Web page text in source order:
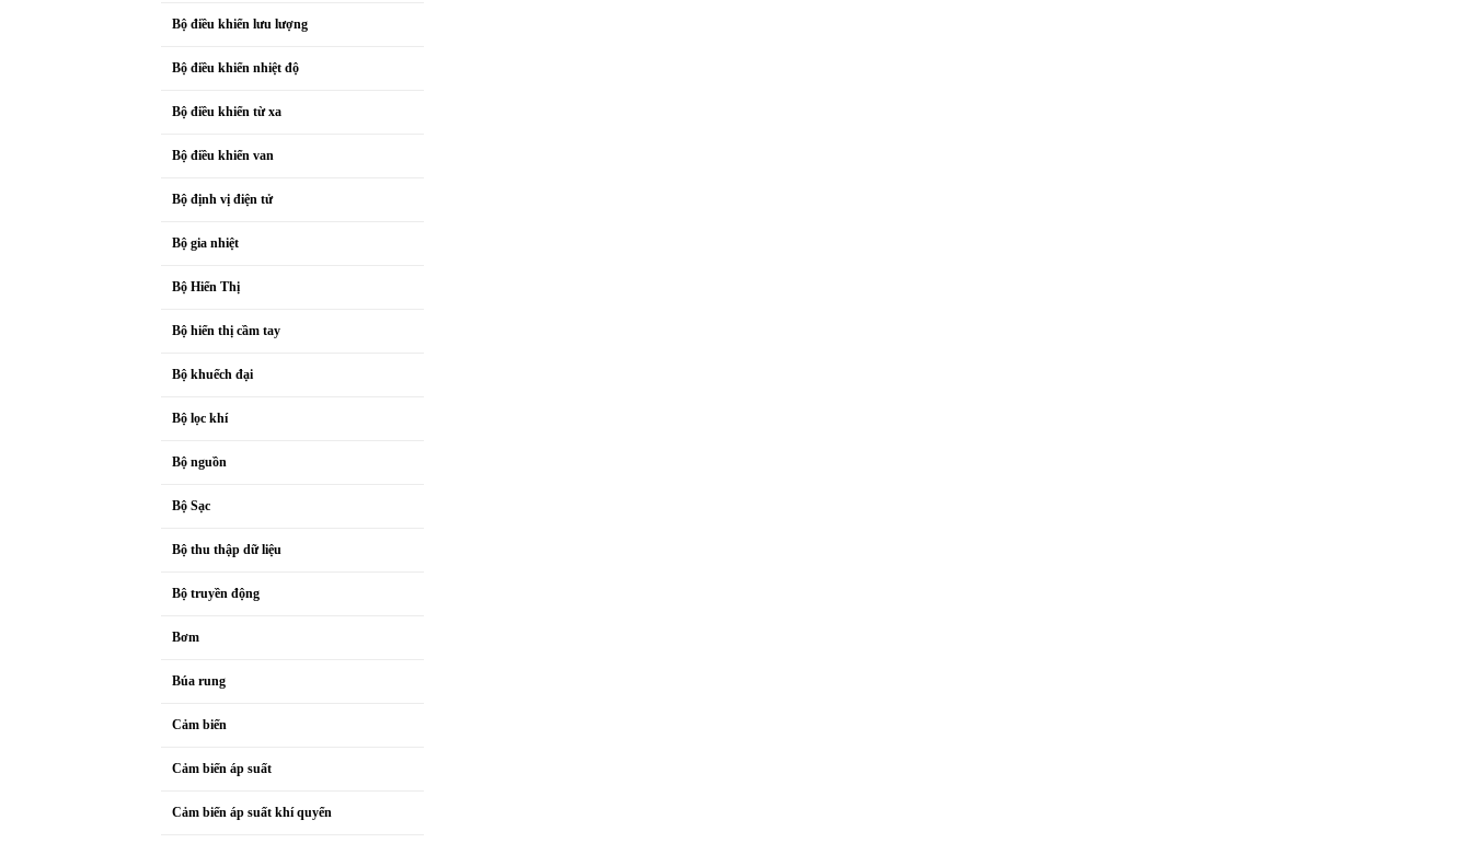
Bộ điều khiển lưu lượng
Bộ điều khiển nhiệt độ
Bộ điều khiển từ xa
Bộ điều khiển van
Bộ định vị điện tử
Bộ gia nhiệt
Bộ Hiển Thị
Bộ hiển thị cầm tay
Bộ khuếch đại
Bộ lọc khí
Bộ nguồn
Bộ Sạc
Bộ thu thập dữ liệu
Bộ truyền động
Bơm
Búa rung
Cảm biến
Cảm biến áp suất
Cảm biến áp suất khí quyển